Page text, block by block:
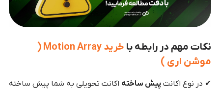
نکات مهم در رابطه با خرید
Motion Array (
موشن اری )
✔ در نوع اکانت پیش ساخته اکانت تحویلی به شما پیش ساخته